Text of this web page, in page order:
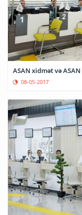
ASAN xidmət və
08-05-2017